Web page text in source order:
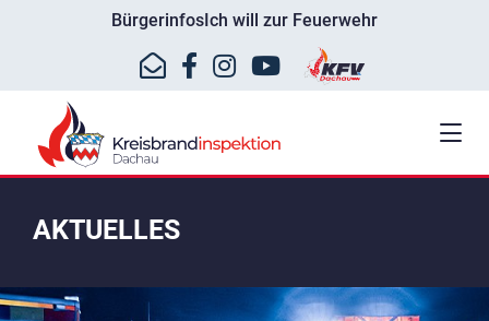
BürgerinfosIch will zur Feuerwehr
AKTUELLES